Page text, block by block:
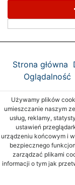
Strona główna
Oglądalność
Używamy plików
umieszczanie naszym
usług, reklamy,
ustawień
urządzeniu końcowym i
bezpiecznego
zarządzać plikami
informacji o tym jak